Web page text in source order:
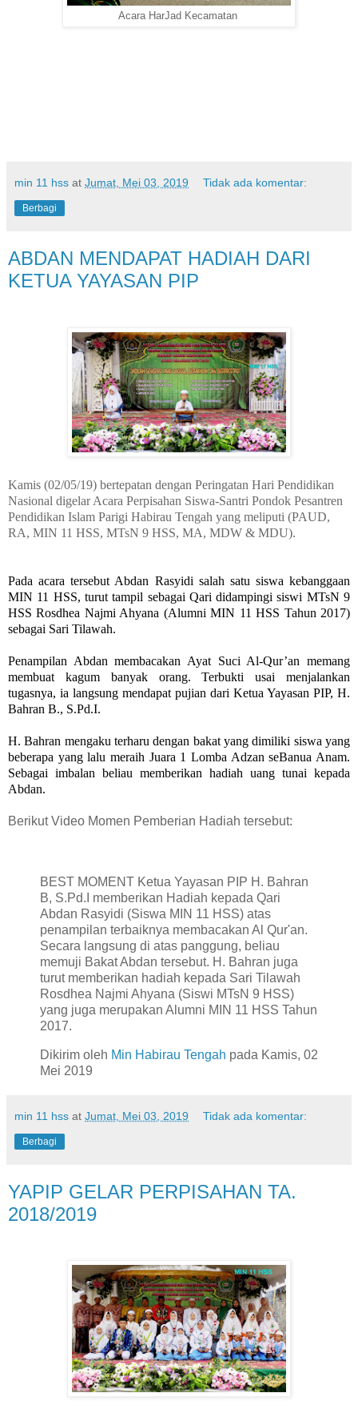
Acara HarJad Kecamatan
min 11 hss at Jumat, Mei 03, 2019 Tidak ada komentar:
Berbagi
ABDAN MENDAPAT HADIAH DARI
KETUA YAYASAN PIP
Kamis (02/05/19) bertepatan dengan Peringatan Hari Pendidikan
Nasional digelar Acara Perpisahan Siswa-Santri Pondok Pesantren
Pendidikan Islam Parigi Habirau Tengah yang meliputi (PAUD,
RA, MIN 11 HSS, MTsN 9 HSS, MA, MDW & MDU).
Pada acara tersebut Abdan Rasyidi salah satu siswa kebanggaan
MIN 11 HSS, turut tampil sebagai Qari didampingi siswi MTsN 9
HSS Rosdhea Najmi Ahyana (Alumni MIN 11 HSS Tahun 2017)
sebagai Sari Tilawah.
Penampilan Abdan membacakan Ayat Suci Al-Qur’an memang
membuat kagum banyak orang. Terbukti usai menjalankan
tugasnya, ia langsung mendapat pujian dari Ketua Yayasan PIP, H.
Bahran B., S.Pd.I.
H. Bahran mengaku terharu dengan bakat yang dimiliki siswa yang
beberapa yang lalu meraih Juara 1 Lomba Adzan seBanua Anam.
Sebagai imbalan beliau memberikan hadiah uang tunai kepada
Abdan.
Berikut Video Momen Pemberian Hadiah tersebut:
BEST MOMENT Ketua Yayasan PIP H. Bahran
B, S.Pd.I memberikan Hadiah kepada Qari
Abdan Rasyidi (Siswa MIN 11 HSS) atas
penampilan terbaiknya membacakan Al Qur'an.
Secara langsung di atas panggung, beliau
memuji Bakat Abdan tersebut. H. Bahran juga
turut memberikan hadiah kepada Sari Tilawah
Rosdhea Najmi Ahyana (Siswi MTsN 9 HSS)
yang juga merupakan Alumni MIN 11 HSS Tahun
2017.
Dikirim oleh Min Habirau Tengah pada Kamis, 02
Mei 2019
min 11 hss at Jumat, Mei 03, 2019 Tidak ada komentar:
Berbagi
YAPIP GELAR PERPISAHAN TA.
2018/2019